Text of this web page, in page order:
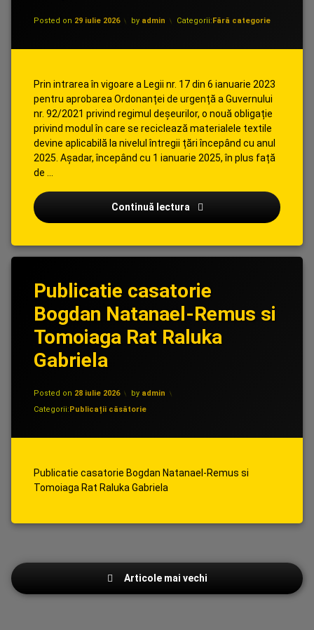
Posted on 29 iulie 2026 by admin Categorii:Fără categorie
Prin intrarea în vigoare a Legii nr. 17 din 6 ianuarie 2023
pentru aprobarea Ordonanței de urgență a Guvernului
nr. 92/2021 privind regimul deșeurilor, o nouă obligație
privind modul în care se reciclează materialele textile
devine aplicabilă la nivelul întregii țări începând cu anul
2025. Așadar, începând cu 1 ianuarie 2025, în plus față
de …
Continuă lectura INFORMARE PERSOANE
Publicatie casatorie
Bogdan Natanael-Remus si
Tomoiaga Rat Raluka
Gabriela
Posted on 28 iulie 2026 by admin
Categorii:Publicații căsătorie
Publicatie casatorie Bogdan Natanael-Remus si
Tomoiaga Rat Raluka Gabriela
Navigare
în
Articole mai vechi